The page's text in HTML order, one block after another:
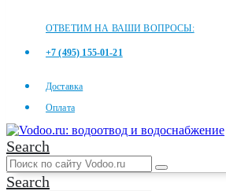
ОТВЕТИМ НА ВАШИ ВОПРОСЫ:
+7 (495) 155-01-21
Доставка
Оплата
Search
Search